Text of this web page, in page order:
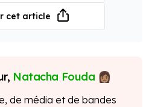
cet article
Natacha Fouda
de média et de bandes